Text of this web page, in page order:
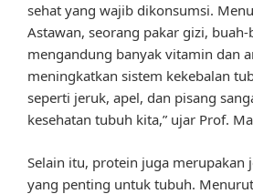
sehat yang wajib dikonsumsi.
Astawan, seorang pakar gizi, buah-
mengandung banyak vitamin dan
meningkatkan sistem kekebalan
seperti jeruk, apel, dan pisang
kesehatan tubuh kita,” ujar Prof.
Selain itu, protein juga merupakan
yang penting untuk tubuh.